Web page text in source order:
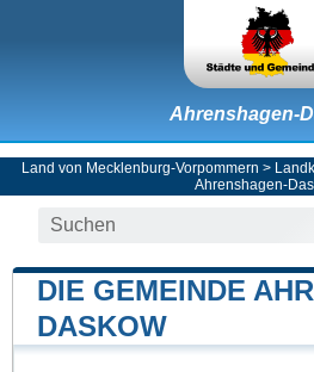
Ahrenshagen-
Land von Mecklenburg-Vorpommern >
Ahrenshagen-
DIE GEMEINDE
DASKOW